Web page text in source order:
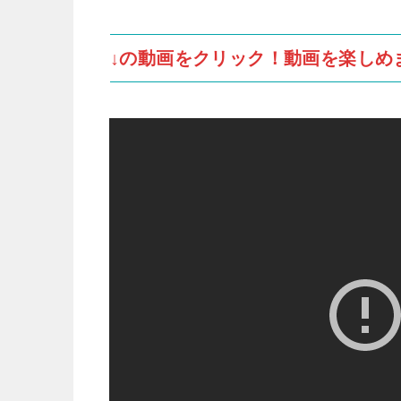
↓の動画をクリック！動画を楽しめ